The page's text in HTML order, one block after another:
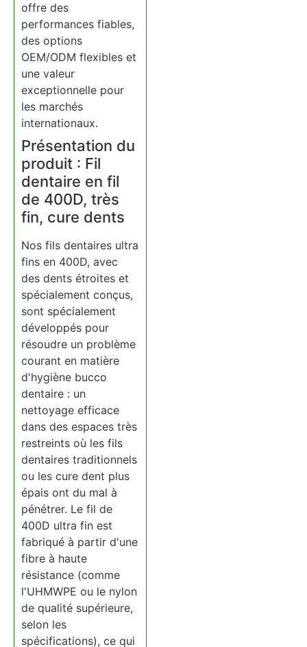
offre des
performances fiables,
des options
OEM/ODM flexibles et
une valeur
exceptionnelle pour
les marchés
internationaux.
Présentation du
produit : Fil
dentaire en fil
de 400D, très
fin, cure dents
Nos fils dentaires ultra
fins en 400D, avec
des dents étroites et
spécialement conçus,
sont spécialement
développés pour
résoudre un problème
courant en matière
d'hygiène bucco
dentaire : un
nettoyage efficace
dans des espaces très
restreints où les fils
dentaires traditionnels
ou les cure dent plus
épais ont du mal à
pénétrer. Le fil de
400D ultra fin est
fabriqué à partir d'une
fibre à haute
résistance (comme
l'UHMWPE ou le nylon
de qualité supérieure,
selon les
spécifications), ce qui